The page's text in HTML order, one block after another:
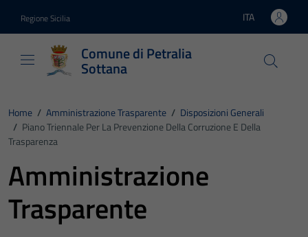
Regione Sicilia Lingua attiva:
ITA
Comune di Petralia
Sottana
Home / Amministrazione Trasparente / Disposizioni Generali
/ Piano Triennale Per La Prevenzione Della Corruzione E Della
Trasparenza
Amministrazione
Trasparente